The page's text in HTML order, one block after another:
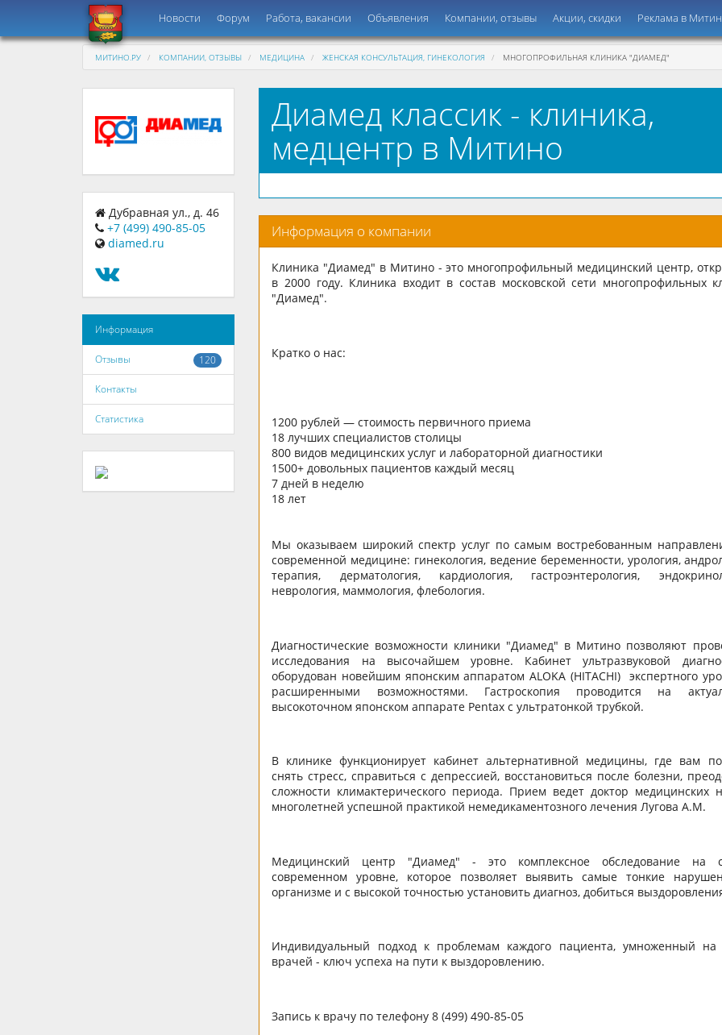
Новости Форум Работа, вакансии Объявления Компании, отзывы Акции, скидки Реклама в
МИТИНО.РУ КОМПАНИИ, ОТЗЫВЫ МЕДИЦИНА ЖЕНСКАЯ КОНСУЛЬТАЦИЯ, ГИНЕКОЛОГИЯ МНОГОПРОФИЛЬНАЯ КЛИНИКА "ДИАМЕД"
Дубравная ул., д. 46
+7 (499) 490-85-05
diamed.ru
Информация
120
Отзывы
Контакты
Статистика
Диамед классик - клиника,
медцентр в Митино
Информация о компании
Клиника "Диамед" в Митино - это многопрофильный медицинский центр,
в 2000 году. Клиника входит в состав московской сети многопрофильных
"Диамед".
Кратко о нас:
1200 рублей — стоимость первичного приема
18 лучших специалистов столицы
800 видов медицинских услуг и лабораторной диагностики
1500+ довольных пациентов каждый месяц
7 дней в неделю
18 лет
Мы оказываем широкий спектр услуг по самым востребованным
современной медицине: гинекология, ведение беременности, урология,
терапия, дерматология, кардиология, гастроэнтерология,
неврология, маммология, флебология.
Диагностические возможности клиники "Диамед" в Митино позволяют
исследования на высочайшем уровне. Кабинет ультразвуковой
оборудован новейшим японским аппаратом ALOKA (HITACHI) экспертного
расширенными возможностями. Гастроскопия проводится на
высокоточном японском аппарате Pentax с ультратонкой трубкой.
В клинике функционирует кабинет альтернативной медицины, где вам
снять стресс, справиться с депрессией, восстановиться после болезни,
сложности климактерического периода. Прием ведет доктор медицинских
многолетней успешной практикой немедикаментозного лечения Лугова А.М.
Медицинский центр "Диамед" - это комплексное обследование на
современном уровне, которое позволяет выявить самые тонкие
организме и с высокой точностью установить диагноз, добиться
Индивидуальный подход к проблемам каждого пациента, умноженный
врачей - ключ успеха на пути к выздоровлению.
Запись к врачу по телефону 8 (499) 490-85-05